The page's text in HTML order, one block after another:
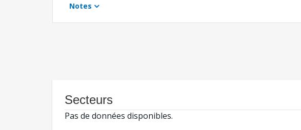
Notes
Secteurs
Pas de données disponibles.